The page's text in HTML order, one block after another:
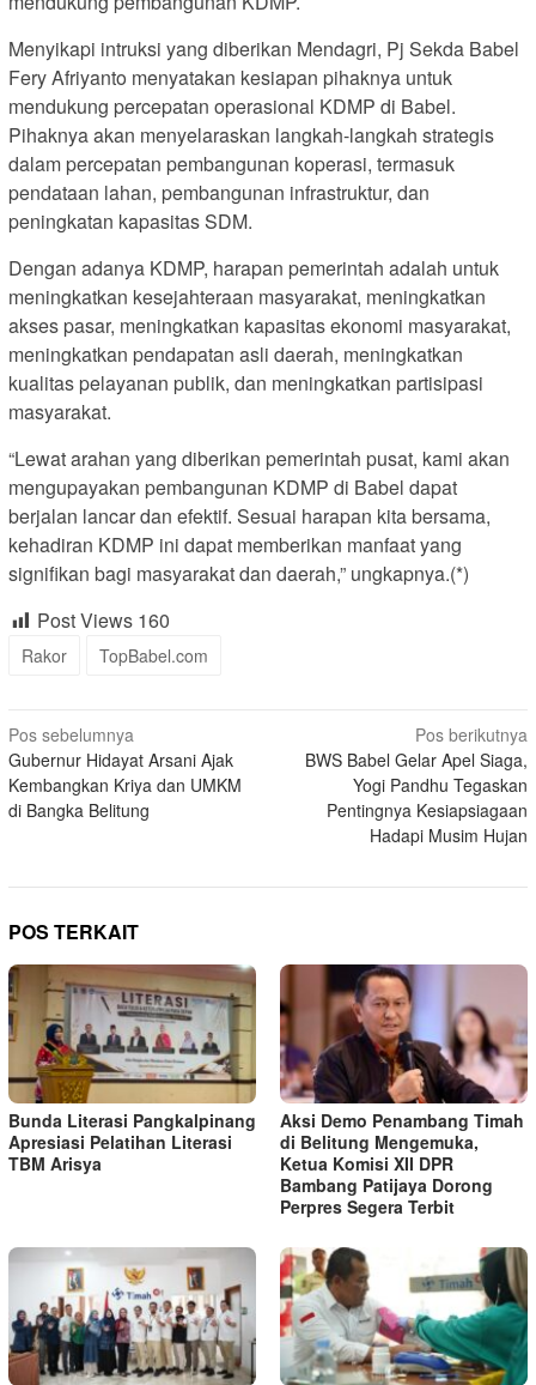
Menyikapi intruksi yang diberikan Mendagri, Pj Sekda Babel
Fery Afriyanto menyatakan kesiapan pihaknya untuk
mendukung percepatan operasional KDMP di Babel.
Pihaknya akan menyelaraskan langkah-langkah strategis
dalam percepatan pembangunan koperasi, termasuk
pendataan lahan, pembangunan infrastruktur, dan
peningkatan kapasitas SDM.
Dengan adanya KDMP, harapan pemerintah adalah untuk
meningkatkan kesejahteraan masyarakat, meningkatkan
akses pasar, meningkatkan kapasitas ekonomi masyarakat,
meningkatkan pendapatan asli daerah, meningkatkan
kualitas pelayanan publik, dan meningkatkan partisipasi
masyarakat.
“Lewat arahan yang diberikan pemerintah pusat, kami akan
mengupayakan pembangunan KDMP di Babel dapat
berjalan lancar dan efektif. Sesuai harapan kita bersama,
kehadiran KDMP ini dapat memberikan manfaat yang
signifikan bagi masyarakat dan daerah,” ungkapnya.(*)
Post Views 160
Rakor TopBabel.com
Navigasi
pos
Pos sebelumnya
Gubernur Hidayat Arsani Ajak
Kembangkan Kriya dan UMKM
di Bangka Belitung
Pos berikutnya
BWS Babel Gelar Apel Siaga,
Yogi Pandhu Tegaskan
Pentingnya Kesiapsiagaan
Hadapi Musim Hujan
POS TERKAIT
Bunda Literasi Pangkalpinang
Apresiasi Pelatihan Literasi
TBM Arisya
Aksi Demo Penambang Timah
di Belitung Mengemuka,
Ketua Komisi XII DPR
Bambang Patijaya Dorong
Perpres Segera Terbit